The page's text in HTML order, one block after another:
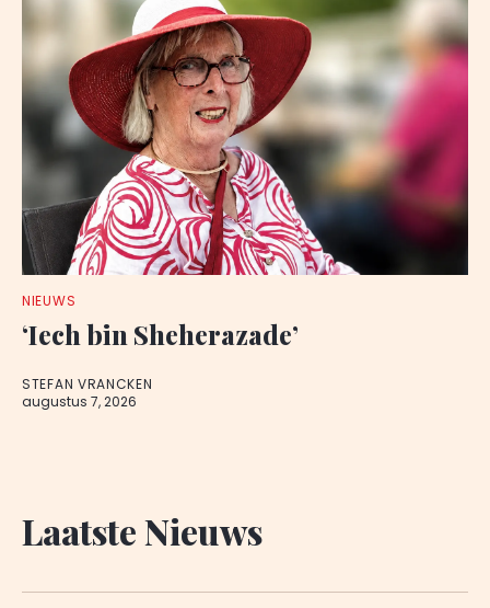
NIEUWS
‘Iech bin Sheherazade’
STEFAN VRANCKEN
augustus 7, 2026
Laatste Nieuws